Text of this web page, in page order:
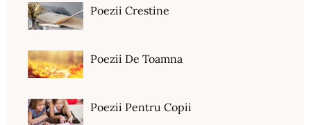
Poezii Crestine
Poezii De Toamna
Poezii Pentru Copii